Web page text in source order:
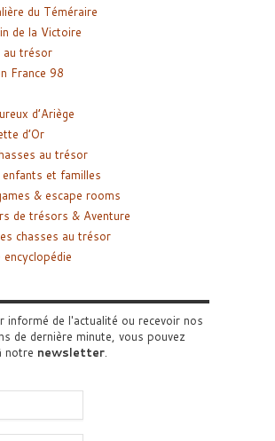
du Téméraire
de la Victoire
au trésor
France 98
d’Ariège
d’Or
au trésor
et familles
& escape rooms
de trésors & Aventure
chasses au trésor
informé de l'actualité ou recevoir nos
de dernière minute, vous pouvez
notre newsletter.